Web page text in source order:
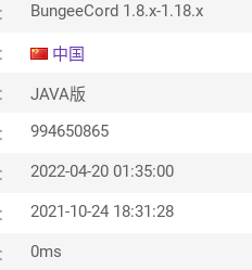
BungeeCord 1.8.x-1.18.x
中国
JAVA版
994650865
2022-04-20 01:35:00
2021-10-24 18:31:28
0ms